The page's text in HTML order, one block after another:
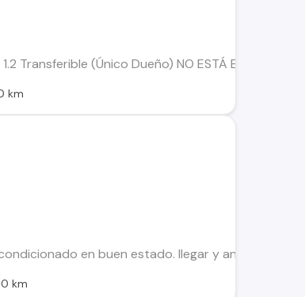
Transferible (Único Dueño) NO ESTÁ EN
km
en buen estado. llegar y andar. al día.
km